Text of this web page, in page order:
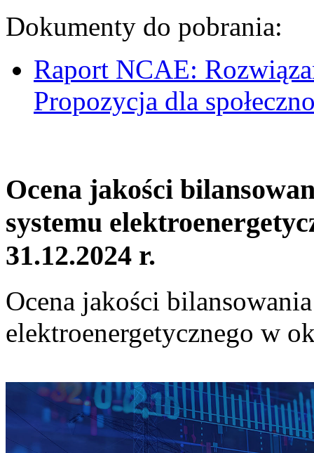
Dokumenty do pobrania:
Raport NCAE:
Propozycja dla
Ocena jakości
systemu
31.12.2024 r.
Ocena jakości
elektroenergetycznego w